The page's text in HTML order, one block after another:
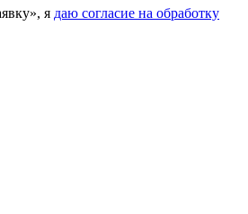
я даю согласие на обработку